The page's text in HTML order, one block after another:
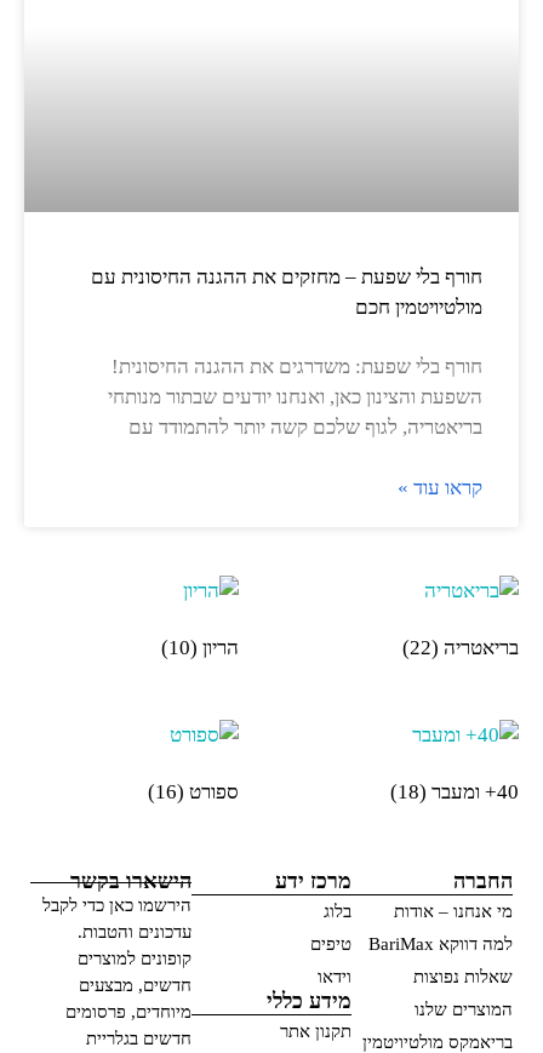
חורף בלי שפעת – מחזקים את ההגנה החיסונית עם
מולטיויטמין חכם
חורף בלי שפעת: משדרגים את ההגנה החיסונית!
השפעת והצינון כאן, ואנחנו יודעים שבתור מנותחי
בריאטריה, לגוף שלכם קשה יותר להתמודד עם
קראו עוד »
בריאטריה הריון(10)
40+ ומעבר (18) ספורט(16)
החברה
מי אנחנו – אודות
למה דווקא BariMax
שאלות נפוצות
המוצרים שלנו
בריאמקס מולטיויטמין
מרכז ידע
בלוג
טיפים
וידאו
מידע כללי
תקנון אתר
הישארו בקשר
הירשמו כאן כדי לקבל
עדכונים והטבות.
קופונים למוצרים
חדשים, מבצעים
מיוחדים, פרסומים
חדשים בגלריית